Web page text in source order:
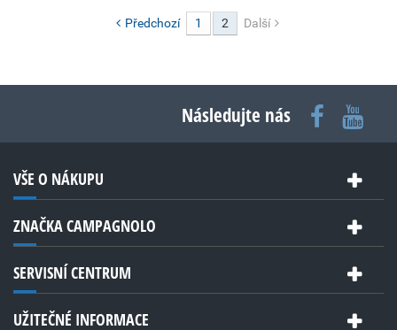
Předchozí 1 2 Další
Následujte nás
VŠE O NÁKUPU
ZNAČKA CAMPAGNOLO
SERVISNÍ CENTRUM
UŽITEČNÉ INFORMACE